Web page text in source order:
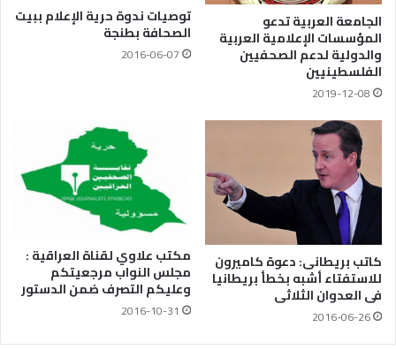
الجامعة العربية تدعو
المؤسسات الإعلامية العربية
والدولية لدعم الصحفيين
الفلسطينيين
2019-12-08
توصيات ندوة حرية الإعلام ببيت
الصحافة بطنجة
2016-06-07
كاتب بريطانى: دعوة كاميرون
للاستفتاء أشبه بخطأ بريطانيا
فى العدوان الثلاثى
2016-06-26
مكتب علاوي لقناة العراقية :
مجلس النواب مرجعيتكم
وعليكم التصرف ضمن الدستور
2016-10-31